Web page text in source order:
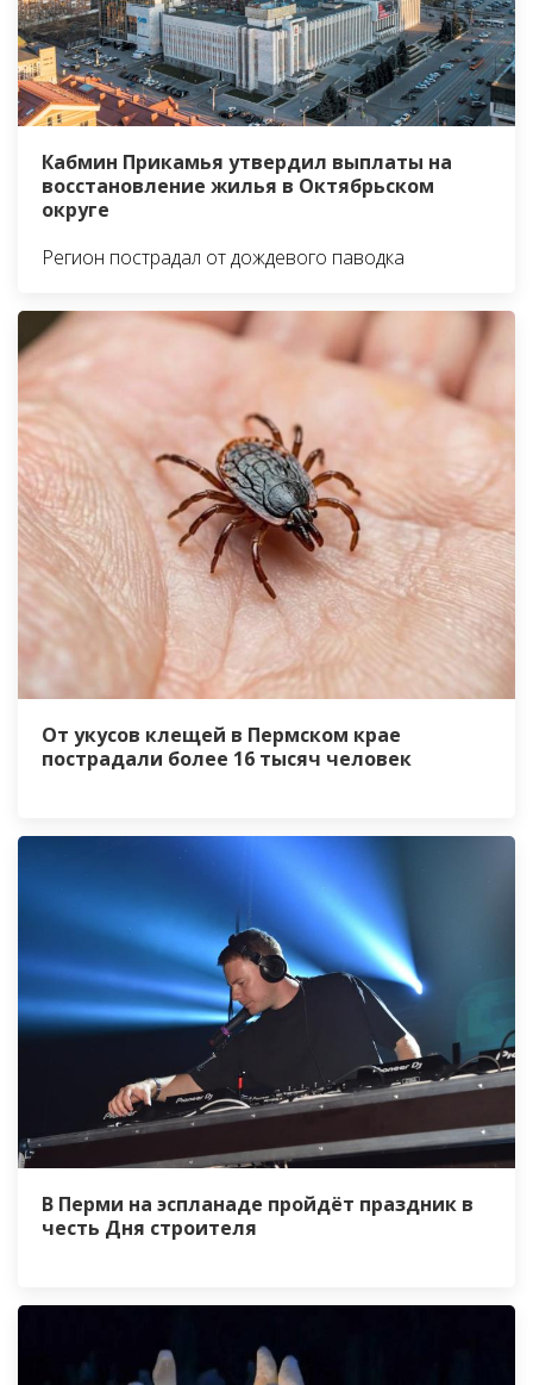
Кабмин Прикамья утвердил выплаты на
восстановление жилья в Октябрьском
округе
Регион пострадал от дождевого паводка
От укусов клещей в Пермском крае
пострадали более 16 тысяч человек
В Перми на эспланаде пройдёт праздник в
честь Дня строителя